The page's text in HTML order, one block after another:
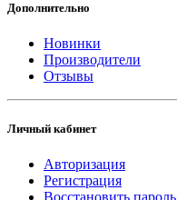
Дополнительно
Новинки
Производители
Отзывы
Личный кабинет
Авторизация
Регистрация
Восстановить пароль